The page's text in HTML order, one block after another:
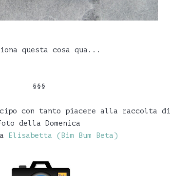
questa cosa qua...
§§§
con tanto piacere alla raccolta di
della Domenica
Elisabetta (Bim Bum Beta)